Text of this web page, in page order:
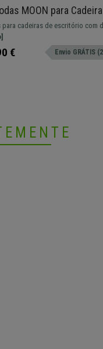
MOON para
11x60 mm,
Cor Preto
para cadeiras de escritório com
caracterizadas por linhas
que transmite robustez e
€ Envio GRÁTIS